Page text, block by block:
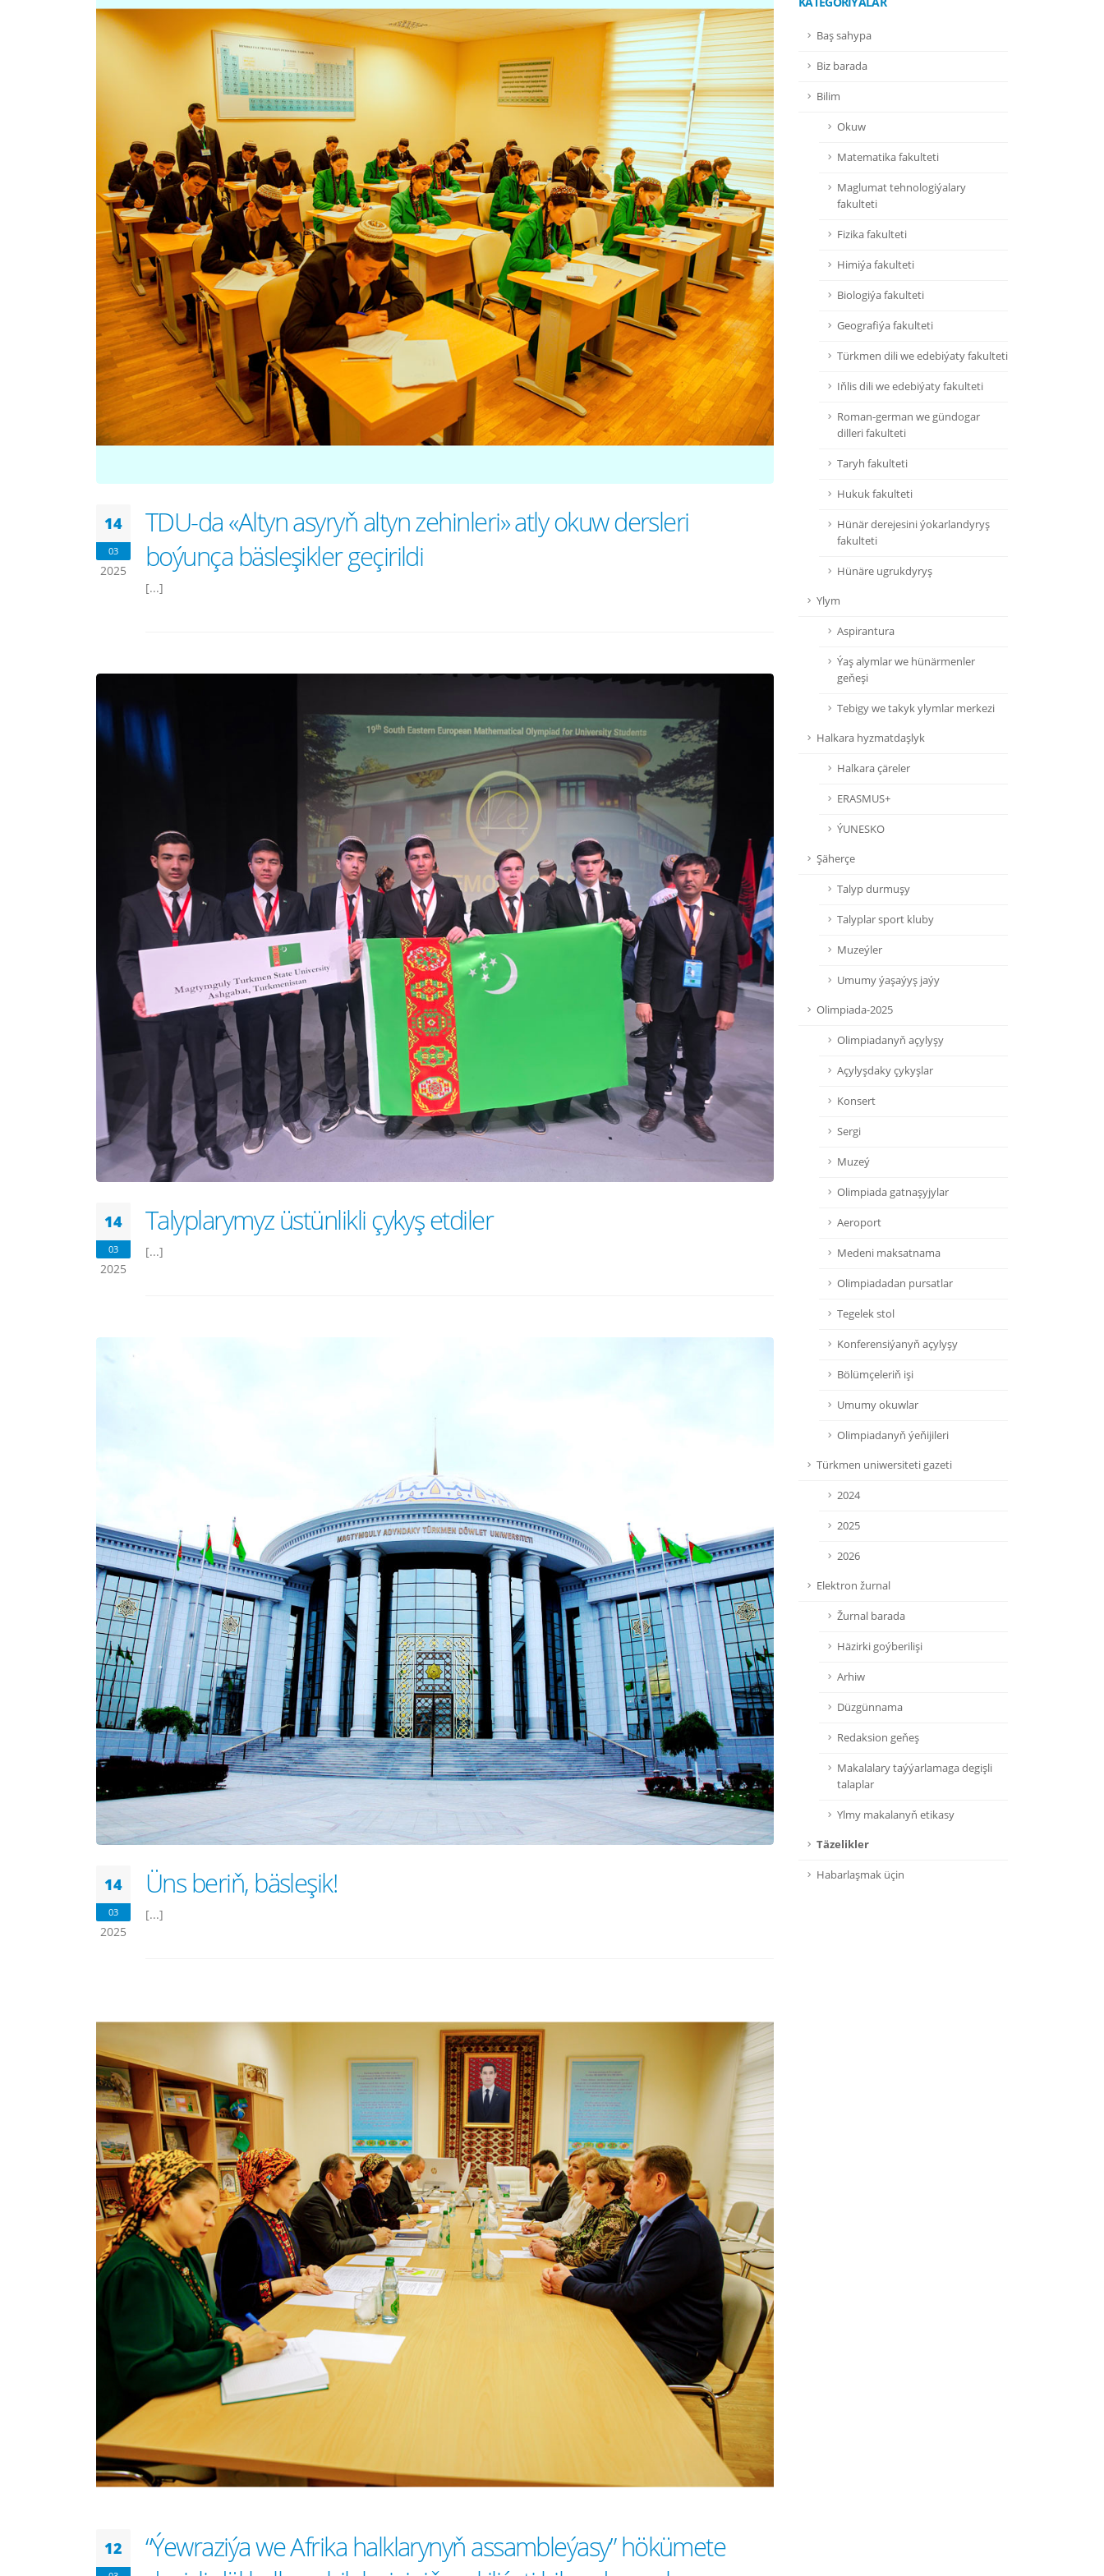
14
03
2025
TDU-da «Altyn asyryň altyn zehinleri» atly okuw dersleri
boýunça bäsleşikler geçirildi
[...]
14
03
2025
Talyplarymyz üstünlikli çykyş etdiler
[...]
14
03
2025
Üns beriň, bäsleşik!
[...]
12
“Ýewraziýa we Afrika halklarynyň assambleýasy” hökümete
Baş sahypa
Biz barada
Bilim
Okuw
Matematika fakulteti
Maglumat tehnologiýalary
fakulteti
Fizika fakulteti
Himiýa fakulteti
Biologiýa fakulteti
Geografiýa fakulteti
Türkmen dili we edebiýaty fakulteti
Iňlis dili we edebiýaty fakulteti
Roman-german we gündogar
dilleri fakulteti
Taryh fakulteti
Hukuk fakulteti
Hünär derejesini ýokarlandyryş
fakulteti
Hünäre ugrukdyryş
Ylym
Aspirantura
Ýaş alymlar we hünärmenler
geňeşi
Tebigy we takyk ylymlar merkezi
Halkara hyzmatdaşlyk
Halkara çäreler
ERASMUS+
ÝUNESKO
Şäherçe
Talyp durmuşy
Talyplar sport kluby
Muzeýler
Umumy ýaşaýyş jaýy
Olimpiada-2025
Olimpiadanyň açylyşy
Açylyşdaky çykyşlar
Konsert
Sergi
Muzeý
Olimpiada gatnaşyjylar
Aeroport
Medeni maksatnama
Olimpiadadan pursatlar
Tegelek stol
Konferensiýanyň açylyşy
Bölümçeleriň işi
Umumy okuwlar
Olimpiadanyň ýeňijileri
Türkmen uniwersiteti gazeti
2024
2025
2026
Elektron žurnal
Žurnal barada
Häzirki goýberilişi
Arhiw
Düzgünnama
Redaksion geňeş
Makalalary taýýarlamaga degişli
talaplar
Ylmy makalanyň etikasy
Täzelikler
Habarlaşmak üçin